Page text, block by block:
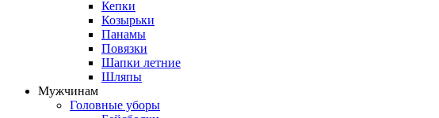
Кепки
Козырьки
Панамы
Повязки
Шапки летние
Шляпы
Мужчинам
Головные уборы